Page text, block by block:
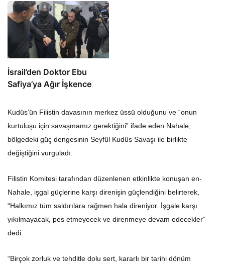
İsrail’den Doktor Ebu
Safiya’ya Ağır İşkence
Kudüs’ün Filistin davasının merkez üssü olduğunu ve “onun
kurtuluşu için savaşmamız gerektiğini” ifade eden Nahale,
bölgedeki güç dengesinin Seyfül Kudüs Savaşı ile birlikte
değiştiğini vurguladı.
Filistin Komitesi tarafından düzenlenen etkinlikte konuşan en-
Nahale, işgal güçlerine karşı direnişin güçlendiğini belirterek,
“Halkımız tüm saldırılara rağmen hala direniyor. İşgale karşı
yıkılmayacak, pes etmeyecek ve direnmeye devam edecekler”
dedi.
“Birçok zorluk ve tehditle dolu sert, kararlı bir tarihi dönüm